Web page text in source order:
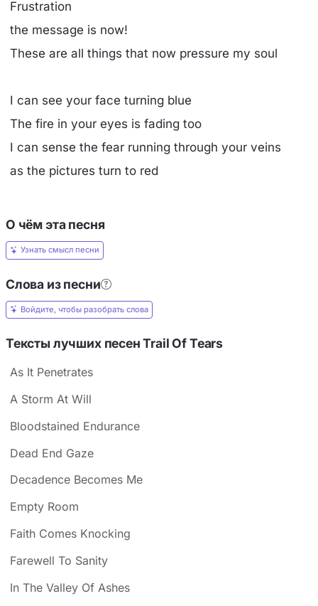
Frustration
the message is now!
These are all things that now pressure my soul
I can see your face turning blue
The fire in your eyes is fading too
I can sense the fear running through your veins
as the pictures turn to red
О чём эта песня
Узнать смысл песни
Слова из песни
Войдите, чтобы разобрать слова
Тексты лучших песен Trail Of Tears
As It Penetrates
A Storm At Will
Bloodstained Endurance
Dead End Gaze
Decadence Becomes Me
Empty Room
Faith Comes Knocking
Farewell To Sanity
In The Valley Of Ashes